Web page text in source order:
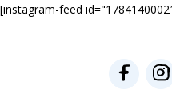
[instagram-feed